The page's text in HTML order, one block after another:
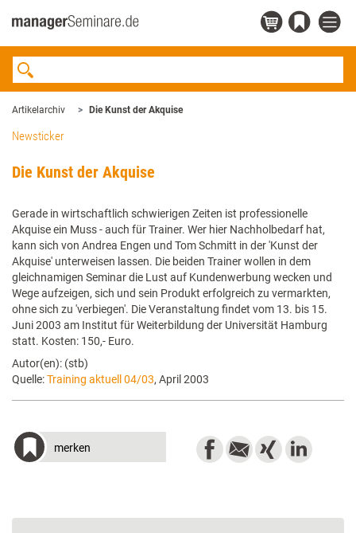
Artikelarchiv Die Kunst der Akquise
Newsticker
Die Kunst der Akquise
Gerade in wirtschaftlich schwierigen Zeiten ist professionelle
Akquise ein Muss - auch für Trainer. Wer hier Nachholbedarf hat,
kann sich von Andrea Engen und Tom Schmitt in der 'Kunst der
Akquise' unterweisen lassen. Die beiden Trainer wollen in dem
gleichnamigen Seminar die Lust auf Kundenwerbung wecken und
Wege aufzeigen, sich und sein Produkt erfolgreich zu vermarkten,
ohne sich zu 'verbiegen'. Die Veranstaltung findet vom 13. bis 15.
Juni 2003 am Institut für Weiterbildung der Universität Hamburg
statt. Kosten: 150,- Euro.
Autor(en): (stb)
Quelle:Training aktuell 04/03, April 2003
merken